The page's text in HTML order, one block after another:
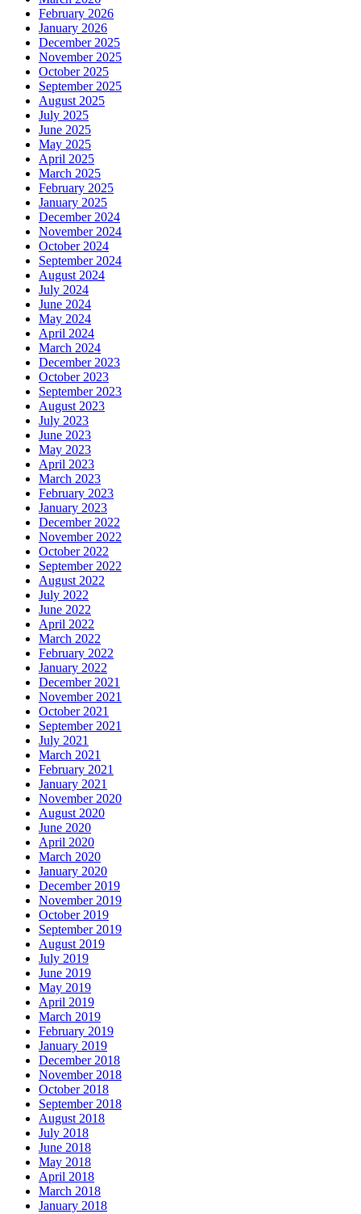
February 2026
January 2026
December 2025
November 2025
October 2025
September 2025
August 2025
July 2025
June 2025
May 2025
April 2025
March 2025
February 2025
January 2025
December 2024
November 2024
October 2024
September 2024
August 2024
July 2024
June 2024
May 2024
April 2024
March 2024
December 2023
October 2023
September 2023
August 2023
July 2023
June 2023
May 2023
April 2023
March 2023
February 2023
January 2023
December 2022
November 2022
October 2022
September 2022
August 2022
July 2022
June 2022
April 2022
March 2022
February 2022
January 2022
December 2021
November 2021
October 2021
September 2021
July 2021
March 2021
February 2021
January 2021
November 2020
August 2020
June 2020
April 2020
March 2020
January 2020
December 2019
November 2019
October 2019
September 2019
August 2019
July 2019
June 2019
May 2019
April 2019
March 2019
February 2019
January 2019
December 2018
November 2018
October 2018
September 2018
August 2018
July 2018
June 2018
May 2018
April 2018
March 2018
January 2018